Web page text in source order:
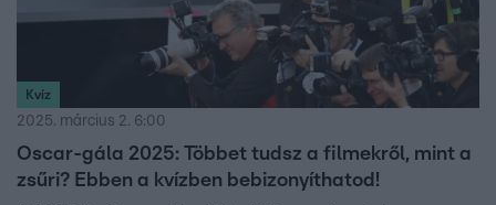
Kvíz
2025. március 2. 6:00
Oscar-gála 2025: Többet tudsz a filmekről, mint a
zsűri? Ebben a kvízben bebizonyíthatod!